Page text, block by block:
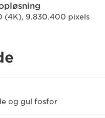
(4K), 9.830.400 pixels
og gul fosfor